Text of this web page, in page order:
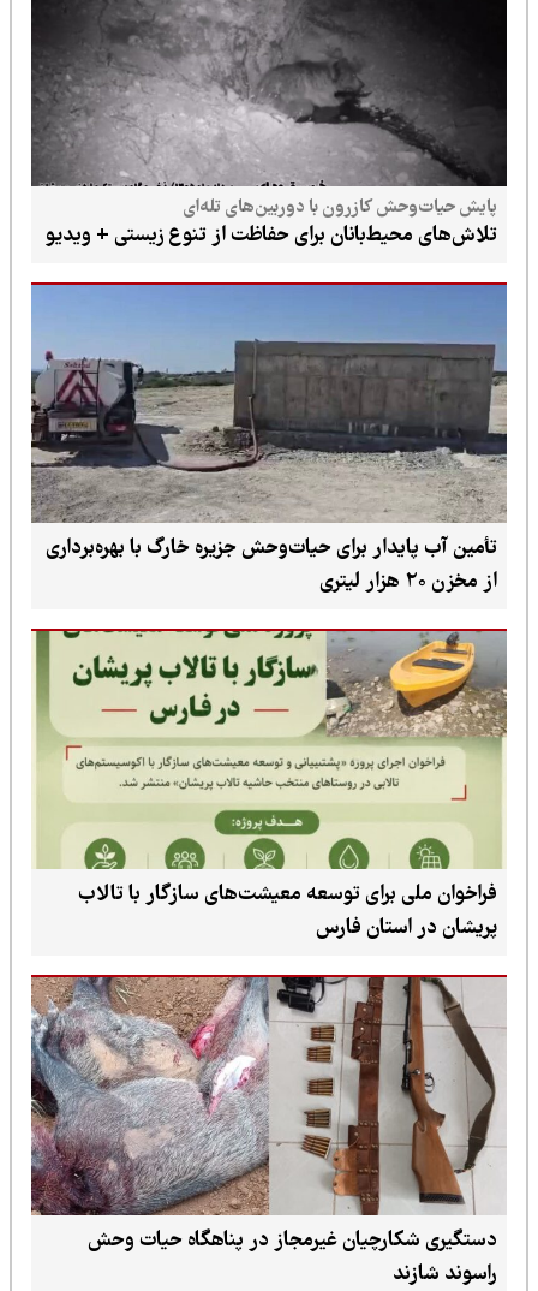
پایش حیات‌وحش کازرون با دوربین‌های تله‌ای
تلاش‌های محیط‌بانان برای حفاظت از تنوع زیستی + ویدیو
تأمین آب پایدار برای حیات‌وحش جزیره خارگ با بهره‌برداری
از مخزن ۲۰ هزار لیتری
فراخوان ملی برای توسعه معیشت‌های سازگار با تالاب
پریشان در استان فارس
دستگیری شکارچیان غیرمجاز در پناهگاه حیات وحش
راسوند شازند